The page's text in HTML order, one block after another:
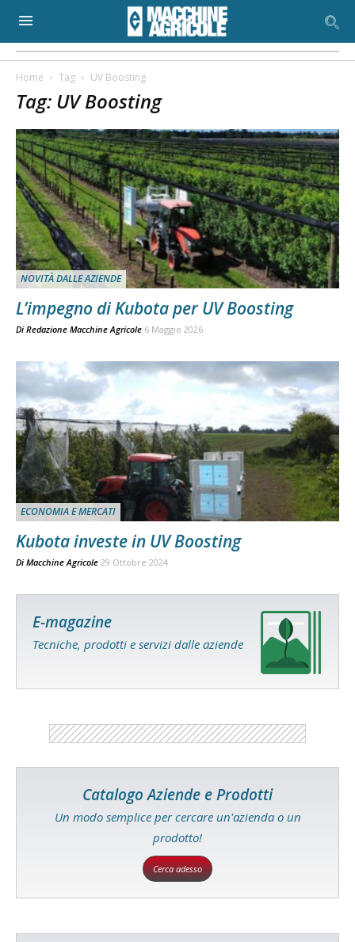
Home Tag UV Boosting
Tag: UV Boosting
NOVITÀ DALLE AZIENDE
L’impegno di Kubota per UV Boosting
Di Redazione Macchine Agricole 6 Maggio 2026
ECONOMIA E MERCATI
Kubota investe in UV Boosting
Di Macchine Agricole 29 Ottobre 2024
E-magazine
Tecniche, prodotti e servizi dalle aziende
Catalogo Aziende e Prodotti
Un modo semplice per cercare un'azienda o un
prodotto!
Cerca adesso